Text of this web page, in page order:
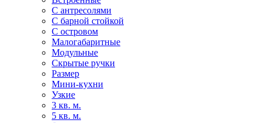
С антресолями
С барной стойкой
С островом
Малогабаритные
Модульные
Скрытые ручки
Размер
Мини-кухни
Узкие
3 кв. м.
5 кв. м.